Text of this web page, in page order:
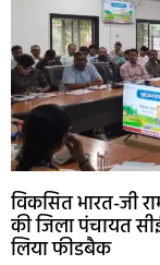
विकसित भारत-जी
की जिला पंचायत
लिया फीडबैक